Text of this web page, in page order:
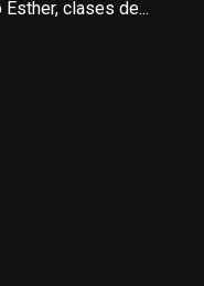
clases de...